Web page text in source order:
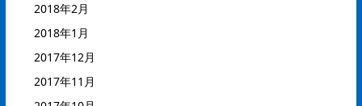
2018年2月
2018年1月
2017年12月
2017年11月